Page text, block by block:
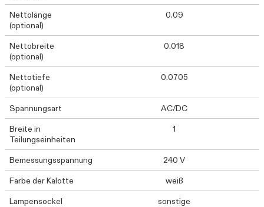
Nettolänge
(optional)
0.09
Nettobreite
(optional)
0.018
Nettotiefe
(optional)
0.0705
Spannungsart
AC/DC
Breite in
Teilungseinheiten
1
Bemessungsspannung
240 V
Farbe der Kalotte
weiß
Lampensockel
sonstige